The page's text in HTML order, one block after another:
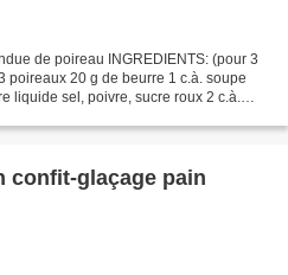
de poireau INGREDIENTS: (pour 3
poireaux 20 g de beurre 1 c.à. soupe
liquide sel, poivre, sucre roux 2 c.à.
confit-glaçage pain